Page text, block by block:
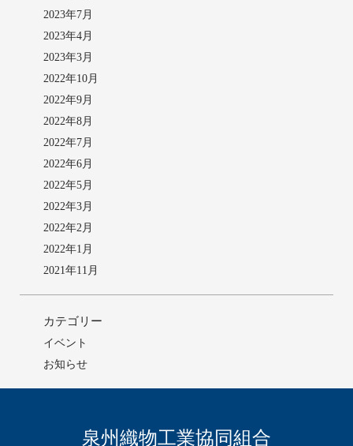
2023年7月
2023年4月
2023年3月
2022年10月
2022年9月
2022年8月
2022年7月
2022年6月
2022年5月
2022年3月
2022年2月
2022年1月
2021年11月
カテゴリー
イベント
お知らせ
泉州織物工業協同組合